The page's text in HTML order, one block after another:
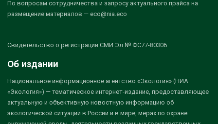
По вопросам сотрудничества и запросу актуального прайса на
размещение материалов — eco@nia.eco
Свидетельство о регистрации СМИ Эл № ФС77-80306
Об издании
Национальное информационное агентство «Экология» (НИА
«Экология») — тематическое интернет-издание, предоставляющее
актуальную и объективную новостную информацию об
экологической ситуации в России и в мире, мерах по охране